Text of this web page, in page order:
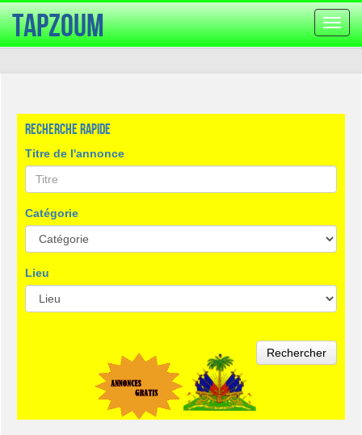
la
TapZoum
Recherche rapide
Titre de l'annonce
Catégorie
Lieu
Rechercher